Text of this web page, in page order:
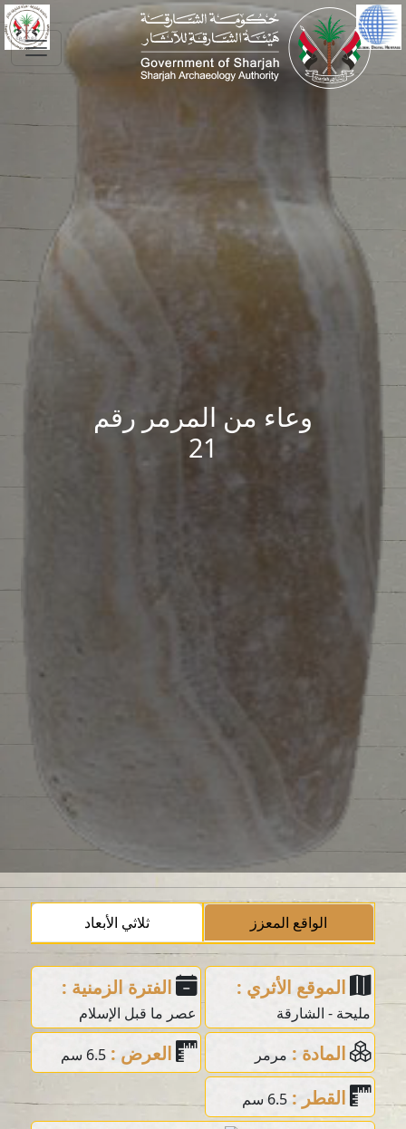
Skip to main
وعاء من المرمر رقم
21
الواقع المعزز ثلاثي الأبعاد
الموقع الأثري :
مليحة - الشارقة
الفترة الزمنية :
عصر ما قبل الإسلام
المادة : مرمر العرض : 6.5 سم
القطر : 6.5 سم